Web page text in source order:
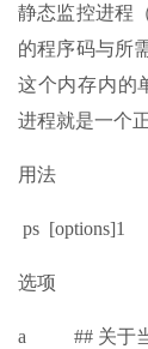
静态监控进程
的程序码与所
这个内存内的
进程就是一个
用法
ps [options]1
选项
a ## 关于当